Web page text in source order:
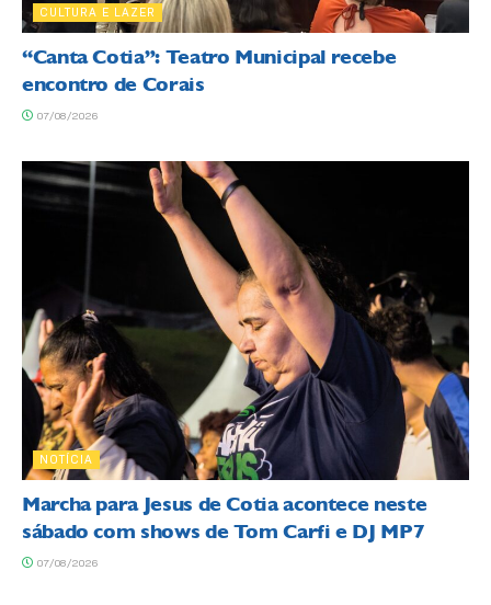
CULTURA E LAZER
“Canta Cotia”: Teatro Municipal recebe
encontro de Corais
07/08/2026
NOTÍCIA
Marcha para Jesus de Cotia acontece neste
sábado com shows de Tom Carfi e DJ MP7
07/08/2026